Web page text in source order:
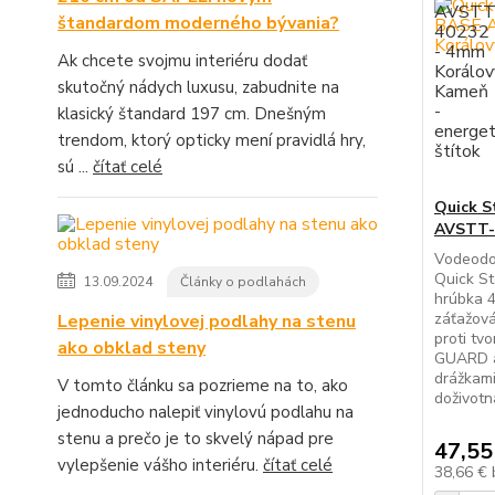
štandardom moderného bývania?
Ak chcete svojmu interiéru dodať
skutočný nádych luxusu, zabudnite na
klasický štandard 197 cm. Dnešným
trendom, ktorý opticky mení pravidlá hry,
sú ... čítať celé
13.09.2024 Články o podlahách
Lepenie vinylovej podlahy na stenu
ako obklad steny
V tomto článku sa pozrieme na to, ako
jednoducho nalepiť vinylovú podlahu na
stenu a prečo je to skvelý nápad pre
vylepšenie vášho interiéru. čítať celé
Quick
Quick
hrúbka
proti
GUARD
38,66 €